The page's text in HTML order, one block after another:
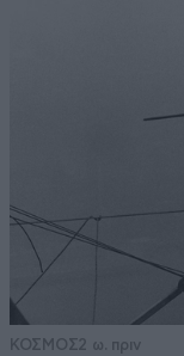
ΚΟΣΜΟΣ2 ω. πριν